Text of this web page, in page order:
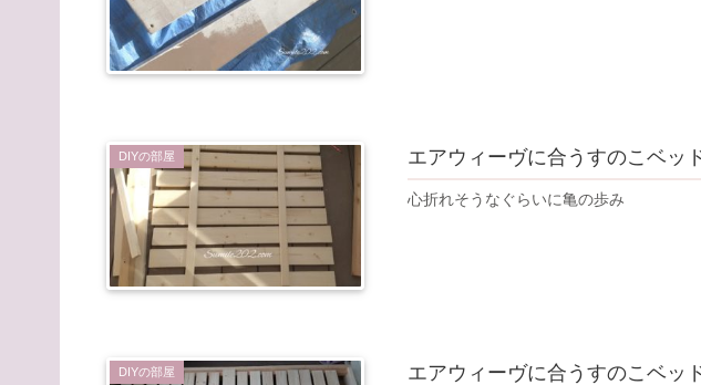
DIYの部屋 エアウィーヴに合うすのこベッ
心折れそうなぐらいに亀の歩み
DIYの部屋 エアウィーヴに合うすのこベッ